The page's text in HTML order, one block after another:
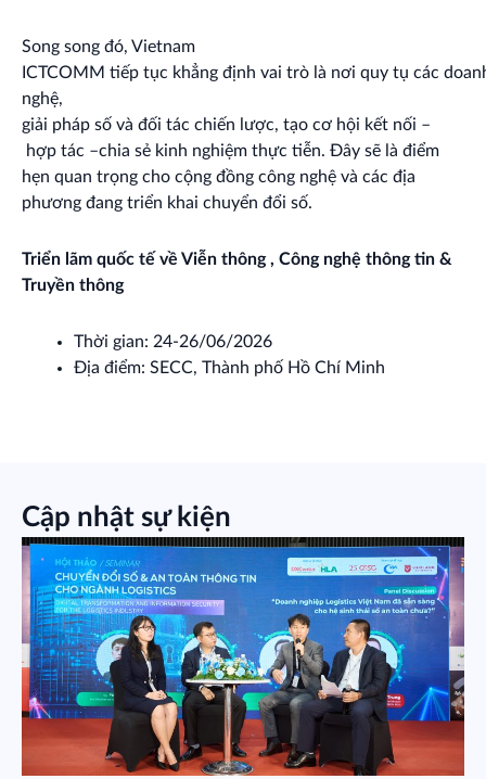
Song song đó, Vietnam
ICTCOMM tiếp tục khẳng định vai trò là nơi quy tụ các
nghệ,
giải pháp số và đối tác chiến lược, tạo cơ hội kết nối –
hợp tác –chia sẻ kinh nghiệm thực tiễn. Đây sẽ là điểm
hẹn quan trọng cho cộng đồng công nghệ và các địa
phương đang triển khai chuyển đổi số.
Triển lãm quốc tế về Viễn thông , Công nghệ thông tin &
Truyền thông
Thời gian: 24-26/06/2026
Địa điểm: SECC, Thành phố Hồ Chí Minh
Cập nhật sự kiện